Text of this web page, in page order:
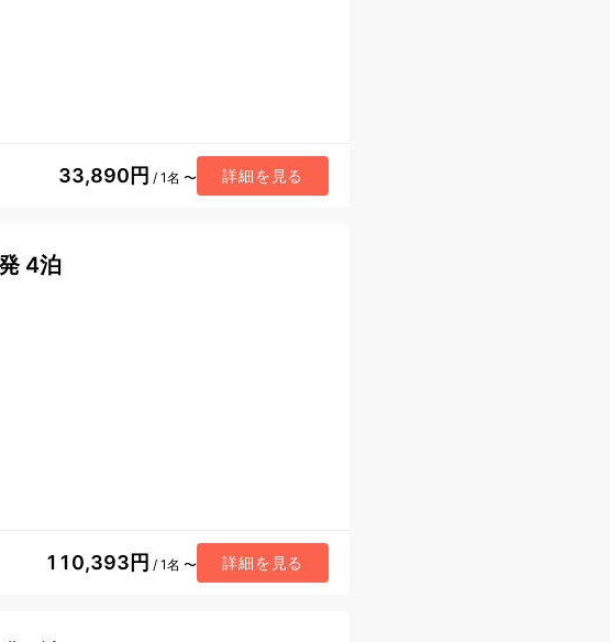
33,890円 / 1名 〜 詳細を見る
4泊
110,393円 / 1名 〜 詳細を見る